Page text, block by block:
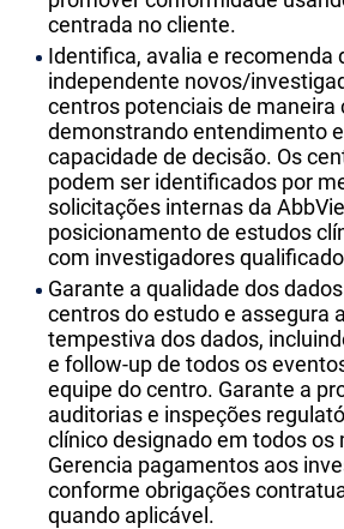
centrada no cliente.
Identifica, avalia e recomenda
independente novos/
centros potenciais de maneira
demonstrando entendimento
capacidade de decisão. Os
podem ser identificados por
solicitações internas da
posicionamento de estudos
com investigadores
Garante a qualidade dos
centros do estudo e assegura
tempestiva dos dados,
e follow-up de todos os
equipe do centro. Garante a
auditorias e inspeções
clínico designado em todos os
Gerencia pagamentos aos
conforme obrigações
quando aplicável.